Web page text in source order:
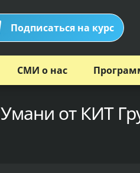
Подписаться на курс
СМИ о нас
от КИТ